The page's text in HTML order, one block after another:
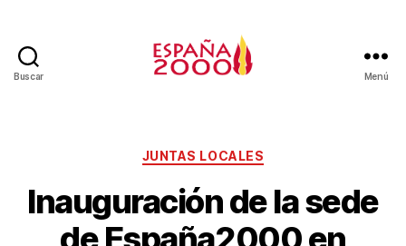
Buscar Menú
JUNTAS LOCALES
Inauguración de la sede